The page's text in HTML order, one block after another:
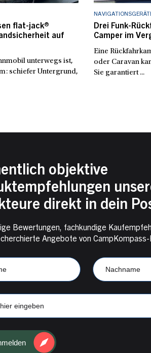
flat-jack®
auf
unterwegs ist,
schiefer Untergrund,
Drei Funk-
Camper im
Eine
oder Caravan
Sie garantiert ...
objektive
direkt in dein
Bewertungen, fachkundige
Angebote von CampKompass-
Nachname